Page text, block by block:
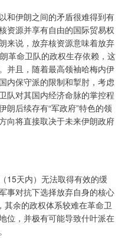
伊朗之间的矛盾很难得到有
资源并享有自由的国际贸易权
来说，放弃核资源意味着放弃
革命卫队的政权生存依赖，这
并且，随着最高领袖哈梅内伊
内保守派的限制和掣肘，考虑
队对其国内经济命脉的掌控程
朗后续存有“军政府”特色的领
向将直接取决于未来伊朗政府
天内）无法取得有效的缓
事对抗下选择放弃自身的核心
其余的政权体系较难在革命卫
位，并极有可能导致什叶派在